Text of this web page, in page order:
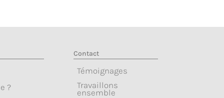
?
Contact
Témoignages
Travaillons
ensemble